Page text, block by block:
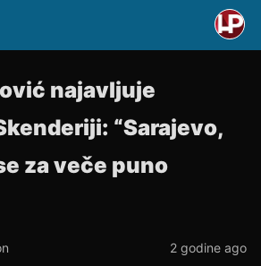
najavljuje
“Sarajevo,
za veče puno
2 godine ago